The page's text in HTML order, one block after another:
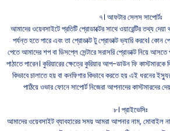
৭। আফটার সেলস সাপোর্টঃ
আমাদের ওয়েবসাইটে প্রতিটি প্রোডাক্টের সাথে ওয়ারেন্টির তথ্য
পর্যন্ত হতে পারে এবং তা প্রোডাক্ট টু প্রোডাক্ট ভ্যারি করবে।
পেতে আমাদের শপ বা ডিসপ্লে সেন্টারে সরাসরি প্রোডাক্ট নিয়ে আসতে
পাঠাতে পারেন। কুরিয়ারের ক্ষেত্রে কুরিয়ার আপ-ডাউন ফি
কিভাবে চালাতে হয় বা কনফিগার কিভাবে করতে হয় এই ধরনের
পাঠিয়ে ওভার ফোনে সাপোর্ট নিজেরা আপনাদের কাস্টমারদের
৮। প্রাইভেসিঃ
আমাদের ওয়েবসাইট ব্যাবহারের সময় আমরা আপনার নাম, মোবাইল